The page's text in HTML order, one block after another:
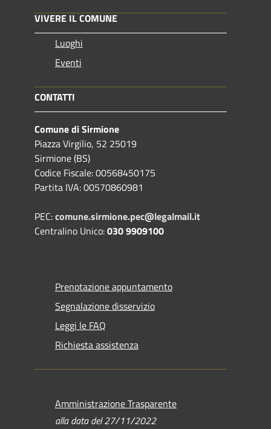
VIVERE IL COMUNE
Luoghi
Eventi
CONTATTI
Comune di Sirmione
Piazza Virgilio, 52 25019
Sirmione (BS)
Codice Fiscale: 00568450175
Partita IVA: 00570860981
PEC:comune.sirmione.pec@legalmail.it
Centralino Unico:030 9909100
Prenotazione appuntamento
Segnalazione disservizio
Leggi le FAQ
Richiesta assistenza
Amministrazione Trasparente
alla data del 27/11/2022